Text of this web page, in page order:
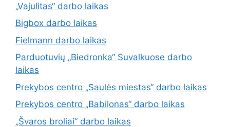
„Vajulitas“ darbo laikas
Bigbox darbo laikas
Fielmann darbo laikas
Parduotuvių „Biedronka“ Suvalkuose darbo
laikas
Prekybos centro „Saulės miestas“ darbo laikas
Prekybos centro „Babilonas“ darbo laikas
„Švaros broliai“ darbo laikas